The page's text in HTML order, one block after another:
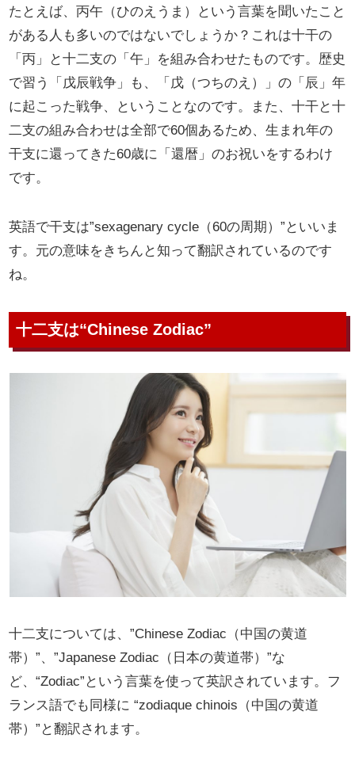
たとえば、丙午（ひのえうま）という言葉を聞いたこと
がある人も多いのではないでしょうか？これは十干の
「丙」と十二支の「午」を組み合わせたものです。歴史
で習う「戊辰戦争」も、「戊（つちのえ）」の「辰」年
に起こった戦争、ということなのです。また、十干と十
二支の組み合わせは全部で60個あるため、生まれ年の
干支に還ってきた60歳に「還暦」のお祝いをするわけ
です。
英語で干支は”sexagenary cycle（60の周期）”といいま
す。元の意味をきちんと知って翻訳されているのです
ね。
十二支は“Chinese Zodiac”
十二支については、”Chinese Zodiac（中国の黄道
帯）”、”Japanese Zodiac（日本の黄道帯）”な
ど、“Zodiac”という言葉を使って英訳されています。フ
ランス語でも同様に “zodiaque chinois（中国の黄道
帯）”と翻訳されます。